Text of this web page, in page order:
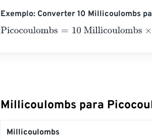
Exemplo: Converter 10 Millicoulombs
Picocoulombs=10 Millicoulombs×1.0e+9=
Millicoulombs para
Millicoulombs